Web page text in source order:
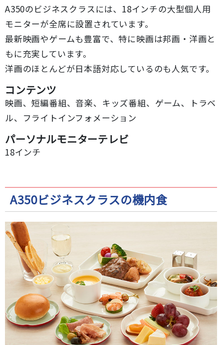
A350のビジネスクラスには、18インチの大型個人用
モニターが全席に設置されています。
最新映画やゲームも豊富で、特に映画は邦画・洋画と
もに充実しています。
洋画のほとんどが日本語対応しているのも人気です。
コンテンツ
映画、短編番組、音楽、キッズ番組、ゲーム、トラベ
ル、フライトインフォメーション
パーソナルモニターテレビ
18インチ
A350ビジネスクラスの機内食